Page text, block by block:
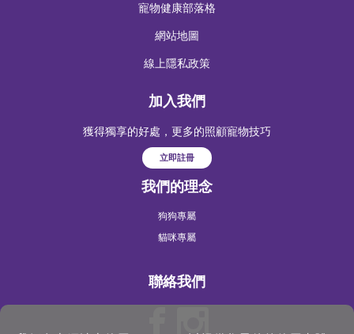
寵物健康部落格
網站地圖
線上隱私政策
加入我們
獲得獨享的好處，更多的照顧寵物技巧
立即註冊
我們的理念
狗狗專屬
貓咪專屬
聯絡我們